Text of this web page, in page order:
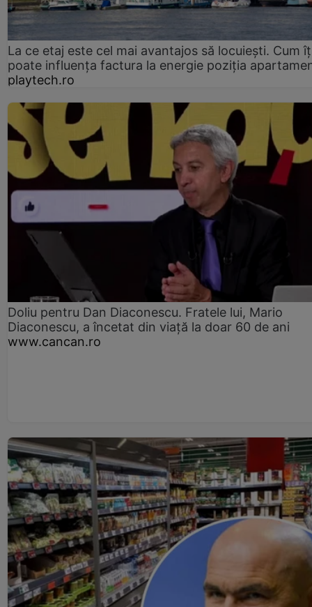
La ce etaj este cel mai avantajos să locuiești. Cum
poate influența factura la energie poziția
playtech.ro
Doliu pentru Dan Diaconescu. Fratele lui, Mario
Diaconescu, a încetat din viață la doar 60 de ani
www.cancan.ro